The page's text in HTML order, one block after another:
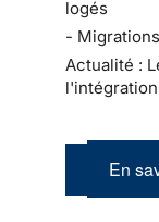
logés
-
Actualité :
En